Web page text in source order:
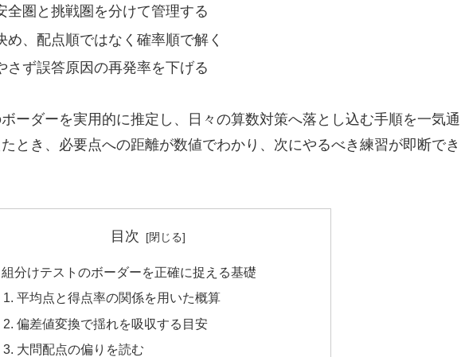
全圏と挑戦圏を分けて管理する
め、配点順ではなく確率順で解く
さず誤答原因の再発率を下げる
ーダーを実用的に推定し、日々の算数対策へ落とし込む手順を一気通
とき、必要点への距離が数値でわかり、次にやるべき練習が即断でき
目次
組分けテストのボーダーを正確に捉える基礎
平均点と得点率の関係を用いた概算
偏差値変換で揺れを吸収する目安
大問配点の偏りを読む